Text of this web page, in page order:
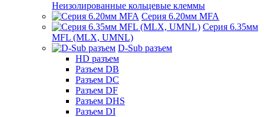
Неизолированные кольцевые клеммы
Серия 6.20мм MFA
Серия 6.35мм
MFL (MLX, UMNL)
D-Sub разъем
HD разъем
Разъем DB
Разъем DC
Разъем DF
Разъем DHS
Разъем DI